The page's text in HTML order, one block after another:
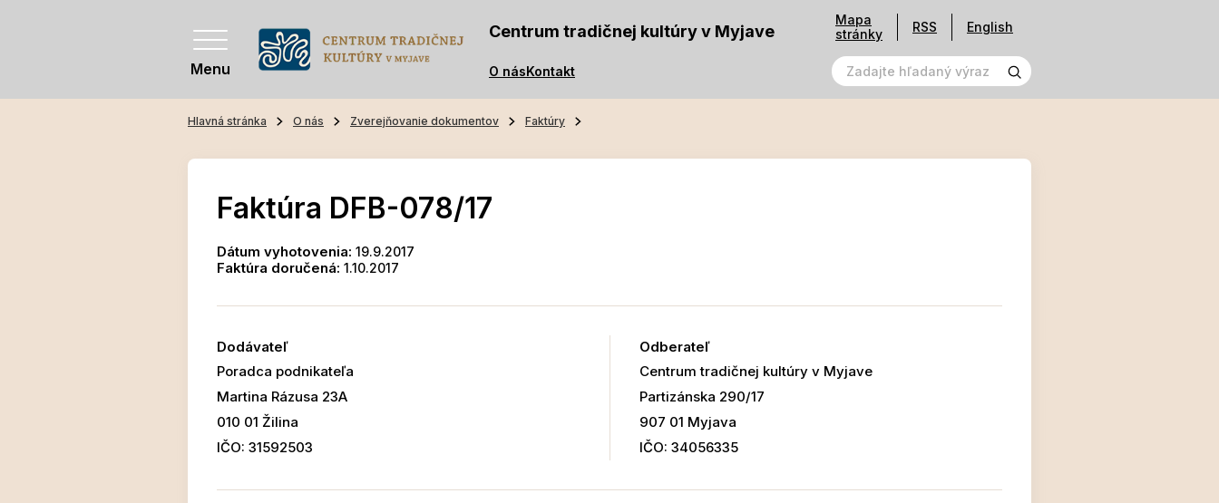
Menu
Centrum tradičnej kultúry v Myjave
O násKontakt
Mapa
stránky
RSS English
Hlavná stránka O nás Zverejňovanie dokumentov Faktúry
Faktúra DFB-078/17
Dátum vyhotovenia: 19.9.2017
Faktúra doručená: 1.10.2017
Dodávateľ
Poradca podnikateľa
Martina Rázusa 23A
010 01 Žilina
IČO: 31592503
Odberateľ
Centrum tradičnej kultúry v Myjave
Partizánska 290/17
907 01 Myjava
IČO: 34056335